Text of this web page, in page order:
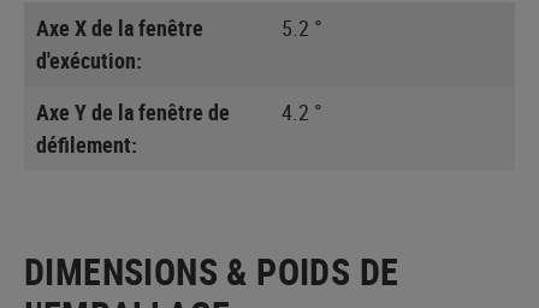
Axe X de la fenêtre
d'exécution:
5.2 °
Axe Y de la fenêtre de
défilement:
4.2 °
DIMENSIONS & POIDS DE